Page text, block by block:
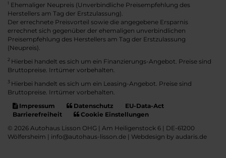
1
Ehemaliger Neupreis (Unverbindliche Preisempfehlung des
Herstellers am Tag der Erstzulassung).
Der errechnete Preisvorteil sowie die angegebene Ersparnis
errechnet sich gegenüber der ehemaligen unverbindlichen
Preisempfehlung des Herstellers am Tag der Erstzulassung
(Neupreis).
2 Hierbei handelt es sich um ein Finanzierungs-Angebot. Preise sind
Bruttopreise. Irrtümer vorbehalten.
3 Hierbei handelt es sich um ein Leasing-Angebot. Preise sind
Bruttopreise. Irrtümer vorbehalten.
Impressum
Datenschutz
EU-Data-Act
Barrierefreiheit
Cookie Einstellungen
© 2026 Autohaus Lisson OHG | Am Heiligenstock 6 | DE-61200
Wölfersheim | info@autohaus-lisson.de | Webdesign by audaris.de